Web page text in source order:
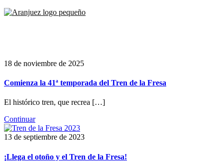
18 de noviembre de 2025
Comienza la 41ª temporada del Tren de la Fresa
El histórico tren, que recrea […]
Continuar
13 de septiembre de 2023
¡Llega el otoño y el Tren de la Fresa!